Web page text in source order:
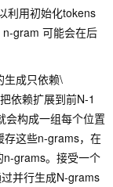
利用初始化tokens
gram 可能会在后
生成只依赖\
依赖扩展到前N-1
会构成一组每个位置
存这些n-grams，在
grams。接受一个
并行生成N-grams